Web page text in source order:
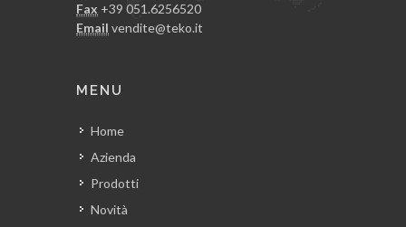
Fax +39 051.6256520
Email vendite@teko.it
MENU
Home
Azienda
Prodotti
Novità